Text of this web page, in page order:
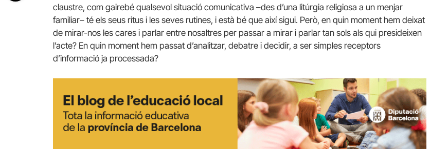
claustre, com gairebé qualsevol situació comunicativa –des d’una litúrgia religiosa a un menjar
familiar– té els seus ritus i les seves rutines, i està bé que així sigui. Però, en quin moment hem deixat
de mirar-nos les cares i parlar entre nosaltres per passar a mirar i parlar tan sols als qui presideixen
l’acte? En quin moment hem passat d’analitzar, debatre i decidir, a ser simples receptors
d’informació ja processada?